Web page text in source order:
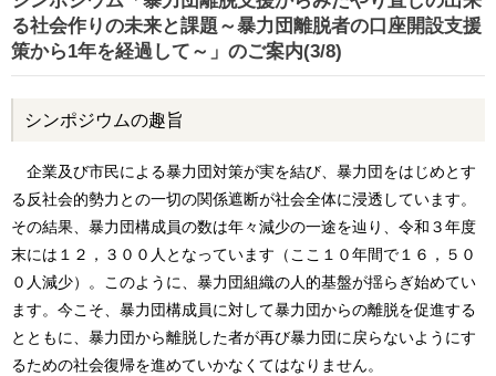
る社会作りの未来と課題～暴力団離脱者の口座開設支援
策から1年を経過して～」のご案内(3/8)
シンポジウムの趣旨
企業及び市民による暴力団対策が実を結び、暴力団をはじめとす
る反社会的勢力との一切の関係遮断が社会全体に浸透しています。
その結果、暴力団構成員の数は年々減少の一途を辿り、令和３年度
末には１２，３００人となっています（ここ１０年間で１６，５０
０人減少）。このように、暴力団組織の人的基盤が揺らぎ始めてい
ます。今こそ、暴力団構成員に対して暴力団からの離脱を促進する
とともに、暴力団から離脱した者が再び暴力団に戻らないようにす
るための社会復帰を進めていかなくてはなりません。